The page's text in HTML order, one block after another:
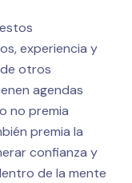
experiencia y
otros
agendas
no premia
premia la
confianza y
de la mente